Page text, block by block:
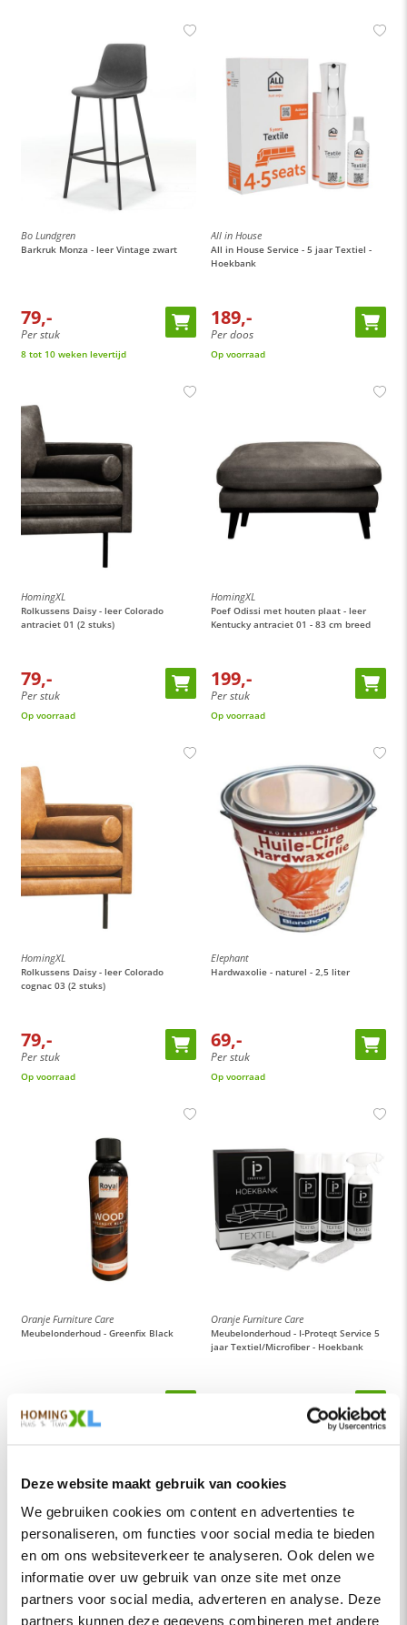
Deze website maakt gebruik van cookies
We gebruiken cookies om content en advertenties te
personaliseren, om functies voor social media te bieden
en om ons websiteverkeer te analyseren. Ook delen we
informatie over uw gebruik van onze site met onze
partners voor social media, adverteren en analyse. Deze
partners kunnen deze gegevens combineren met andere
Bo Lundgren
Barkruk Monza - leer Vintage zwart
79,-
Per stuk
8 tot 10 weken levertijd
All in House
All in House Service - 5 jaar Textiel -
Hoekbank
189,-
Per doos
Op voorraad
HomingXL
Rolkussens Daisy - leer Colorado
antraciet 01 (2 stuks)
79,-
Per stuk
Op voorraad
HomingXL
Poef Odissi met houten plaat - leer
Kentucky antraciet 01 - 83 cm breed
199,-
Per stuk
Op voorraad
HomingXL
Rolkussens Daisy - leer Colorado
cognac 03 (2 stuks)
79,-
Per stuk
Op voorraad
Elephant
Hardwaxolie - naturel - 2,5 liter
69,-
Per stuk
Op voorraad
Oranje Furniture Care
Meubelonderhoud - Greenfix Black
Per stuk
Oranje Furniture Care
Meubelonderhoud - I-Proteqt Service 5
jaar Textiel/Microfiber - Hoekbank